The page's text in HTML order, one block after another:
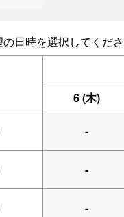
日時を選択してくだ
6(木)
-
-
-